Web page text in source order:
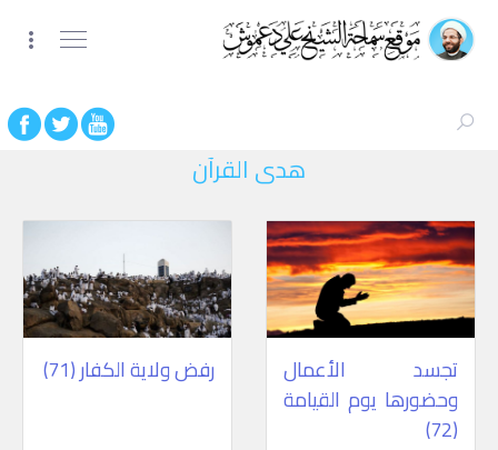
هدى القرآن
تجسد الأعمال
وحضورها يوم القيامة
(72)
رفض ولاية الكفار (71)